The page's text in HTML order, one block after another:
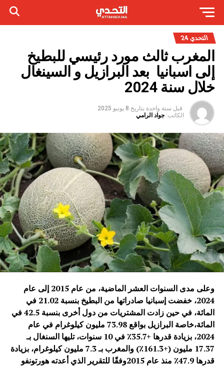
التحدي 24
المغرب ثالث مورد رئيسي للبطيخ
إلى اسبانيا بعد البرازيل و السينغال
خلال سنة 2024
قبل سنة واحدة بتاريخ 8 يونيو 2025
الكاتب: جواد الرامي
وعلى مدى السنوات العشر الماضية، من عام 2015 إلى عام
2024، خفضت إسبانيا صادراتها من البطيخ بنسبة 21.02 في
المائة، في حين زادت المشتريات من دول أخرى بنسبة 42.5 في
المائة،خاصة البرازيل بواقع 73.98 مليون كيلوغرام في عام
2024، بزيادة قدرها +35.7٪ في 10 سنوات، تليها السنغال بـ
17.37 مليون (+161.3٪) والمغرب بـ 7.3 مليون كيلوغرام، بزيادة
قدرها 47.9٪ منذ عام 2015وفقًا للتقرير الذي أعدته هورتونفو